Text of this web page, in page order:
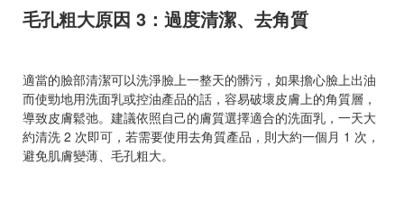
毛孔粗大原因 3：過度清潔、去角質
適當的臉部清潔可以洗淨臉上一整天的髒污，如果擔心臉上出油
而使勁地用洗面乳或控油產品的話，容易破壞皮膚上的角質層，
導致皮膚鬆弛。建議依照自己的膚質選擇適合的洗面乳，一天大
約清洗 2 次即可，若需要使用去角質產品，則大約一個月 1 次，
避免肌膚變薄、毛孔粗大。